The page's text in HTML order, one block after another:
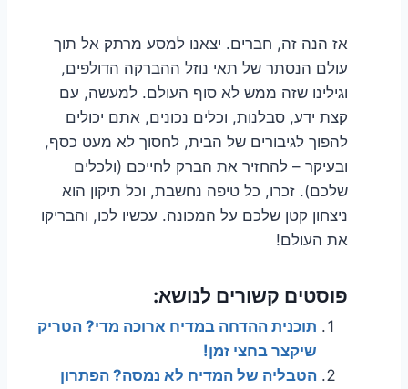
אז הנה זה, חברים. יצאנו למסע מרתק אל תוך
עולם הנסתר של תאי נוזל ההברקה הדולפים,
וגילינו שזה ממש לא סוף העולם. למעשה, עם
קצת ידע, סבלנות, וכלים נכונים, אתם יכולים
להפוך לגיבורים של הבית, לחסוך לא מעט כסף,
ובעיקר – להחזיר את הברק לחייכם (ולכלים
שלכם). זכרו, כל טיפה נחשבת, וכל תיקון הוא
ניצחון קטן שלכם על המכונה. עכשיו לכו, והבריקו
את העולם!
פוסטים קשורים לנושא:
תוכנית ההדחה במדיח ארוכה מדי? הטריק
שיקצר בחצי זמן!
הטבליה של המדיח לא נמסה? הפתרון